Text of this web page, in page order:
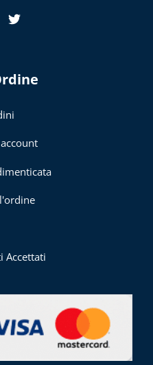
Accettati